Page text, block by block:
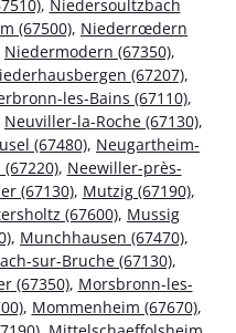
, Niedersoultzbach
(67500), Niederrœdern
Niedermodern (67350),
(67207),
les-Bains (67110),
Neuviller-la-Roche (67130),
(67480), Neugartheim-
, Neewiller-près-
(67130), Mutzig (67190),
(67600), Mussig
, Munchhausen (67470),
sur-Bruche (67130),
(67350), Morsbronn-les-
, Mommenheim (67670),